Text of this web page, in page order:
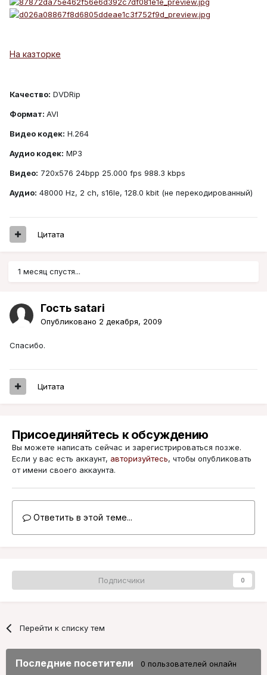
На казторке
Качество: DVDRip
Формат: AVI
Видео кодек: H.264
Аудио кодек: MP3
Видео: 720x576 24bpp 25.000 fps 988.3 kbps
Аудио: 48000 Hz, 2 ch, s16le, 128.0 kbit (не перекодированный)
Цитата
1 месяц спустя...
Гость satari
Опубликовано 2 декабря, 2009
Спасибо.
Цитата
Присоединяйтесь к обсуждению
Вы можете написать сейчас и зарегистрироваться позже.
Если у вас есть аккаунт, авторизуйтесь, чтобы опубликовать
от имени своего аккаунта.
Ответить в этой теме...
Подписчики 0
Перейти к списку тем
Последние посетители 0 пользователей онлайн